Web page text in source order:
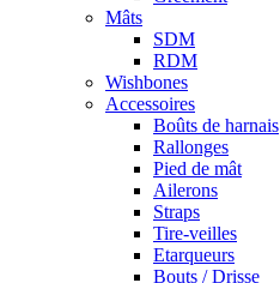
Mâts
SDM
RDM
Wishbones
Accessoires
Boûts de harnais
Rallonges
Pied de mât
Ailerons
Straps
Tire-veilles
Etarqueurs
Bouts / Drisse